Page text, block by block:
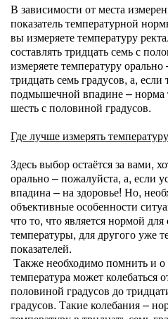
В зависимости от места
показатель температурной
вы измеряете температуру
составлять тридцать семь с
измеряете температуру
тридцать семь градусов, а, если
подмышечной впадине – норма
шесть с половиной градусов.
Где лучше измерять
Здесь выбор остаётся за вами,
орально – пожалуйста, а, если
впадина – на здоровье! Но,
объективные особенности
что то, что является нормой
температуры, для другого уже
показателей.
Также необходимо помнить и
температура может колебаться
половиной градусов до
градусов. Такие колебания –